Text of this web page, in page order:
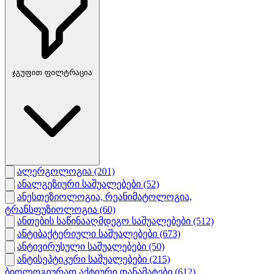
ჯგუფით ფილტრაცია
ალერგოლოგია (201)
ანალგეზიური საშუალებები (52)
ანესთეზიოლოგია, რეანიმატოლოგია,
ტრანსფუზიოლოგია (60)
ანთების საწინააღმდეგო საშუალებები (512)
ანტიბაქტერიული საშუალებები (673)
ანტივირუსული საშუალებები (50)
ანტისეპტიკური საშუალებები (215)
ბიოლოგიურად აქტიური დანამატები (612)